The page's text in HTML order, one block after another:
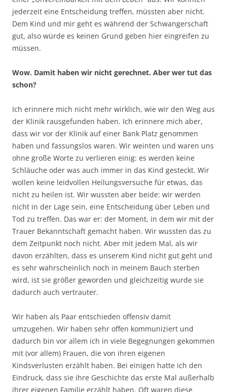
jederzeit eine Entscheidung treffen, müssten aber nicht.
Dem Kind und mir geht es während der Schwangerschaft
gut, also würde es keinen Grund geben hier eingreifen zu
müssen.
Wow. Damit haben wir nicht gerechnet. Aber wer tut das
schon?
Ich erinnere mich nicht mehr wirklich, wie wir den Weg aus
der Klinik rausgefunden haben. Ich erinnere mich aber,
dass wir vor der Klinik auf einer Bank Platz genommen
haben und fassungslos waren. Wir weinten und waren uns
ohne große Worte zu verlieren einig: es werden keine
Schläuche oder was auch immer in das Kind gesteckt. Wir
wollen keine leidvollen Heilungsversuche für etwas, das
nicht zu heilen ist. Wir wussten aber beide: wir werden
nicht in der Lage sein, eine Entscheidung über Leben und
Tod zu treffen. Das war er: der Moment, in dem wir mit der
Trauer Bekanntschaft gemacht haben. Wir wussten das zu
dem Zeitpunkt noch nicht. Aber mit jedem Mal, als wir
davon erzählten, dass es unserem Kind nicht gut geht und
es sehr wahrscheinlich noch in meinem Bauch sterben
wird, ist sie größer geworden und gleichzeitig wurde sie
dadurch auch vertrauter.
Wir haben als Paar entschieden offensiv damit
umzugehen. Wir haben sehr offen kommuniziert und
dadurch bin vor allem ich in viele Begegnungen gekommen
mit (vor allem) Frauen, die von ihren eigenen
Kindsverlusten erzählt haben. Bei einigen hatte ich den
Eindruck, dass sie ihre Geschichte das erste Mal außerhalb
ihrer eigenen Familie erzählt haben. Oft waren diese